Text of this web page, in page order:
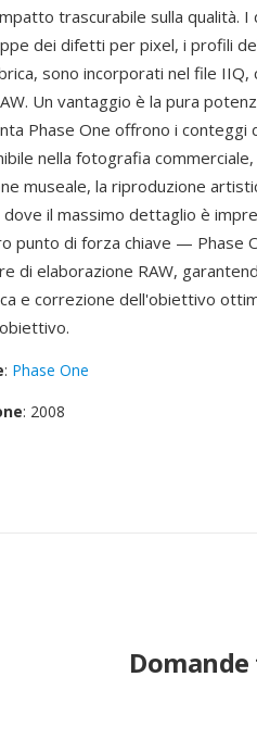
trascurabile sulla qualità.
dei difetti per pixel, i profili
sono incorporati nel file
Un vantaggio è la pura
Phase One offrono i conteggi
nella fotografia
museale, la riproduzione
dove il massimo dettaglio è
punto di forza chiave — Phase
di elaborazione RAW,
e correzione dell'obiettivo
: Phase One
: 2008